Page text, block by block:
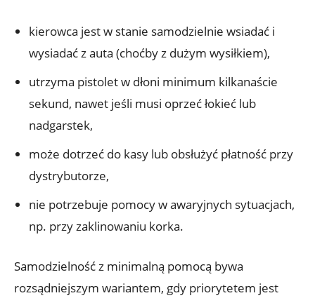
kierowca jest w stanie samodzielnie wsiadać i
wysiadać z auta (choćby z dużym wysiłkiem),
utrzyma pistolet w dłoni minimum kilkanaście
sekund, nawet jeśli musi oprzeć łokieć lub
nadgarstek,
może dotrzeć do kasy lub obsłużyć płatność przy
dystrybutorze,
nie potrzebuje pomocy w awaryjnych sytuacjach,
np. przy zaklinowaniu korka.
Samodzielność z minimalną pomocą bywa
rozsądniejszym wariantem, gdy priorytetem jest